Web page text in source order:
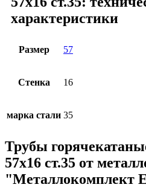
характеристики
Размер 57
Стенка 16
марка стали 35
Трубы
57x16 ст.35 от
"Металлокомплект